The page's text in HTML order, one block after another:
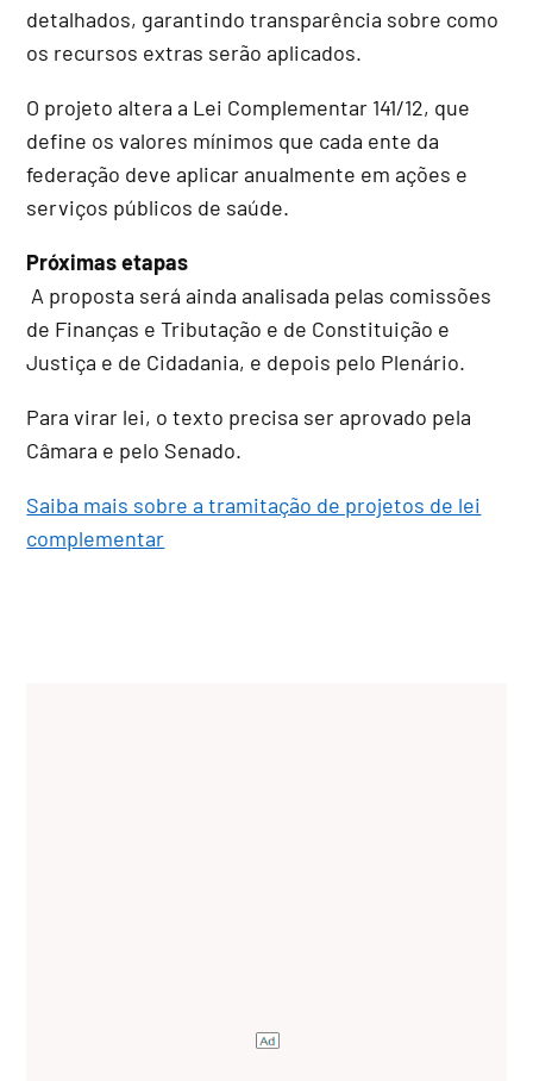
detalhados, garantindo transparência sobre como
os recursos extras serão aplicados.
O projeto altera a Lei Complementar 141/12, que
define os valores mínimos que cada ente da
federação deve aplicar anualmente em ações e
serviços públicos de saúde.
Próximas etapas
A proposta será ainda analisada pelas comissões
de Finanças e Tributação e de Constituição e
Justiça e de Cidadania, e depois pelo Plenário.
Para virar lei, o texto precisa ser aprovado pela
Câmara e pelo Senado.
Saiba mais sobre a tramitação de projetos de lei
complementar